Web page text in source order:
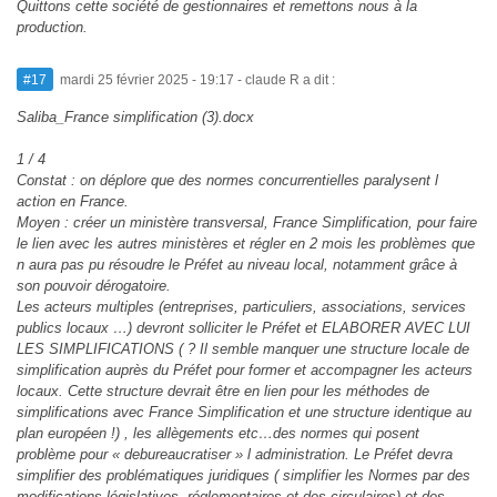
Quittons cette société de gestionnaires et remettons nous à la
production.
#17 mardi 25 février 2025 - 19:17 - claude R a dit :
Saliba_France simplification (3).docx
1 / 4
Constat : on déplore que des normes concurrentielles paralysent l
action en France.
Moyen : créer un ministère transversal, France Simplification, pour faire
le lien avec les autres ministères et régler en 2 mois les problèmes que
n aura pas pu résoudre le Préfet au niveau local, notamment grâce à
son pouvoir dérogatoire.
Les acteurs multiples (entreprises, particuliers, associations, services
publics locaux …) devront solliciter le Préfet et ELABORER AVEC LUI
LES SIMPLIFICATIONS ( ? Il semble manquer une structure locale de
simplification auprès du Préfet pour former et accompagner les acteurs
locaux. Cette structure devrait être en lien pour les méthodes de
simplifications avec France Simplification et une structure identique au
plan européen !) , les allègements etc…des normes qui posent
problème pour « debureaucratiser » l administration. Le Préfet devra
simplifier des problématiques juridiques ( simplifier les Normes par des